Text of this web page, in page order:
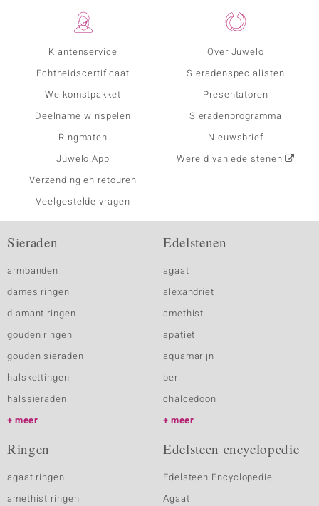
Klantenservice
Echtheidscertificaat
Welkomstpakket
Deelname winspelen
Ringmaten
Juwelo App
Verzending en retouren
Veelgestelde vragen
Over Juwelo
Sieradenspecialisten
Presentatoren
Sieradenprogramma
Nieuwsbrief
Wereld van edelstenen
Sieraden
armbanden
dames ringen
diamant ringen
gouden ringen
gouden sieraden
halskettingen
halssieraden
meer
Edelstenen
agaat
alexandriet
amethist
apatiet
aquamarijn
beril
chalcedoon
meer
Ringen
agaat ringen
amethist ringen
Edelsteen encyclopedie
Edelsteen Encyclopedie
Agaat